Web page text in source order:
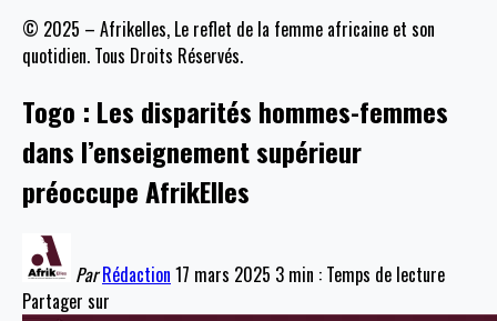
© 2025 – Afrikelles, Le reflet de la femme africaine et son
quotidien. Tous Droits Réservés.
Togo : Les disparités hommes-femmes
dans l’enseignement supérieur
préoccupe AfrikElles
Par Rédaction 17 mars 2025 3 min : Temps de lecture
Partager sur